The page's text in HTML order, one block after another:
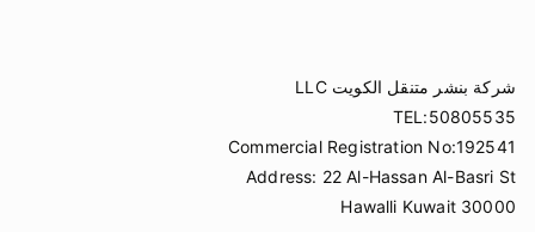
شركة بنشر متنقل الكويت LLC
TEL:50805535
Commercial Registration No:192541
Address: 22 Al-Hassan Al-Basri St
Hawalli Kuwait 30000